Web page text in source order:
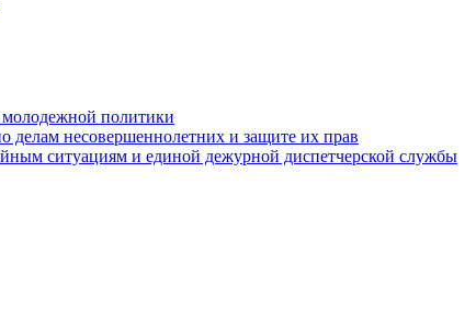
молодежной политики
делам несовершеннолетних и защите их прав
ситуациям и единой дежурной диспетчерской службы